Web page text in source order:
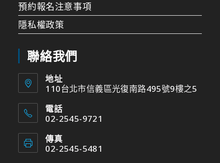
預約報名注意事項
隱私權政策
聯絡我們
地址
110台北市信義區光復南路495號9樓之5
電話
02-2545-9721
傳真
02-2545-5481